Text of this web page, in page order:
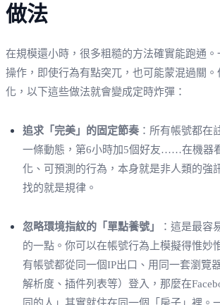
做法
在規模還小時，很多粗糙的方法確實能跑通
操作，即使行為有點突兀，也可能蒙混過關
化，以下這些做法就會變成定時炸彈：
追求「完美」的固定節奏：所有帳號都在
一條動態，第6小時加5個好友……在機器
化、可預測的行為，本身就是非人類的強
找的就是規律。
忽略環境指紋的「單點養號」
：這是最容
的一點。你可以在帳號行為上模擬得惟妙
有帳號都從同一個IP出口、用同一套瀏覽
解析度、插件列表等）登入，那麼在